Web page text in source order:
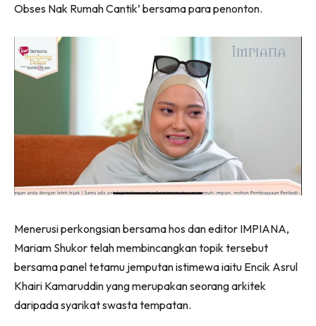
Ilham Impiana Inspirasi Selebriti
Casa Impiana
Impiana MakeOver
Lahar Dekor
Sembang Dekor
Sembang Laman
Tip Impiana
Obses Nak Rumah Cantik’ bersama para penonton.
Menerusi perkongsian bersama hos dan editor IMPIANA,
Mariam Shukor telah membincangkan topik tersebut
bersama panel tetamu jemputan istimewa iaitu Encik Asrul
Khairi Kamaruddin yang merupakan seorang arkitek
daripada syarikat swasta tempatan.